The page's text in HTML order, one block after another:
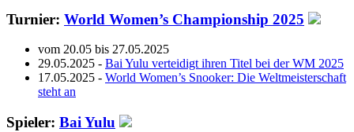
Turnier: World Women’s Championship 2025
vom 20.05 bis 27.05.2025
29.05.2025 - Bai Yulu verteidigt ihren Titel bei der WM 2025
17.05.2025 - World Women’s Snooker: Die Weltmeisterschaft
steht an
Spieler: Bai Yulu